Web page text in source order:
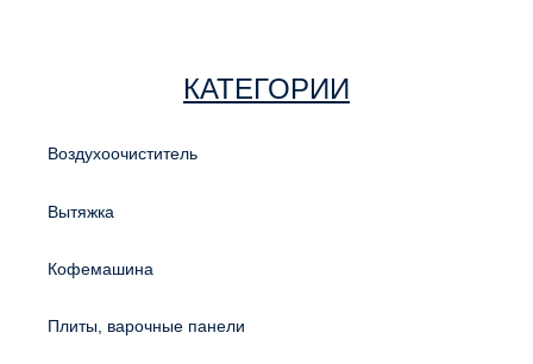
КАТЕГОРИИ
Воздухоочиститель
Вытяжка
Кофемашина
Плиты, варочные панели